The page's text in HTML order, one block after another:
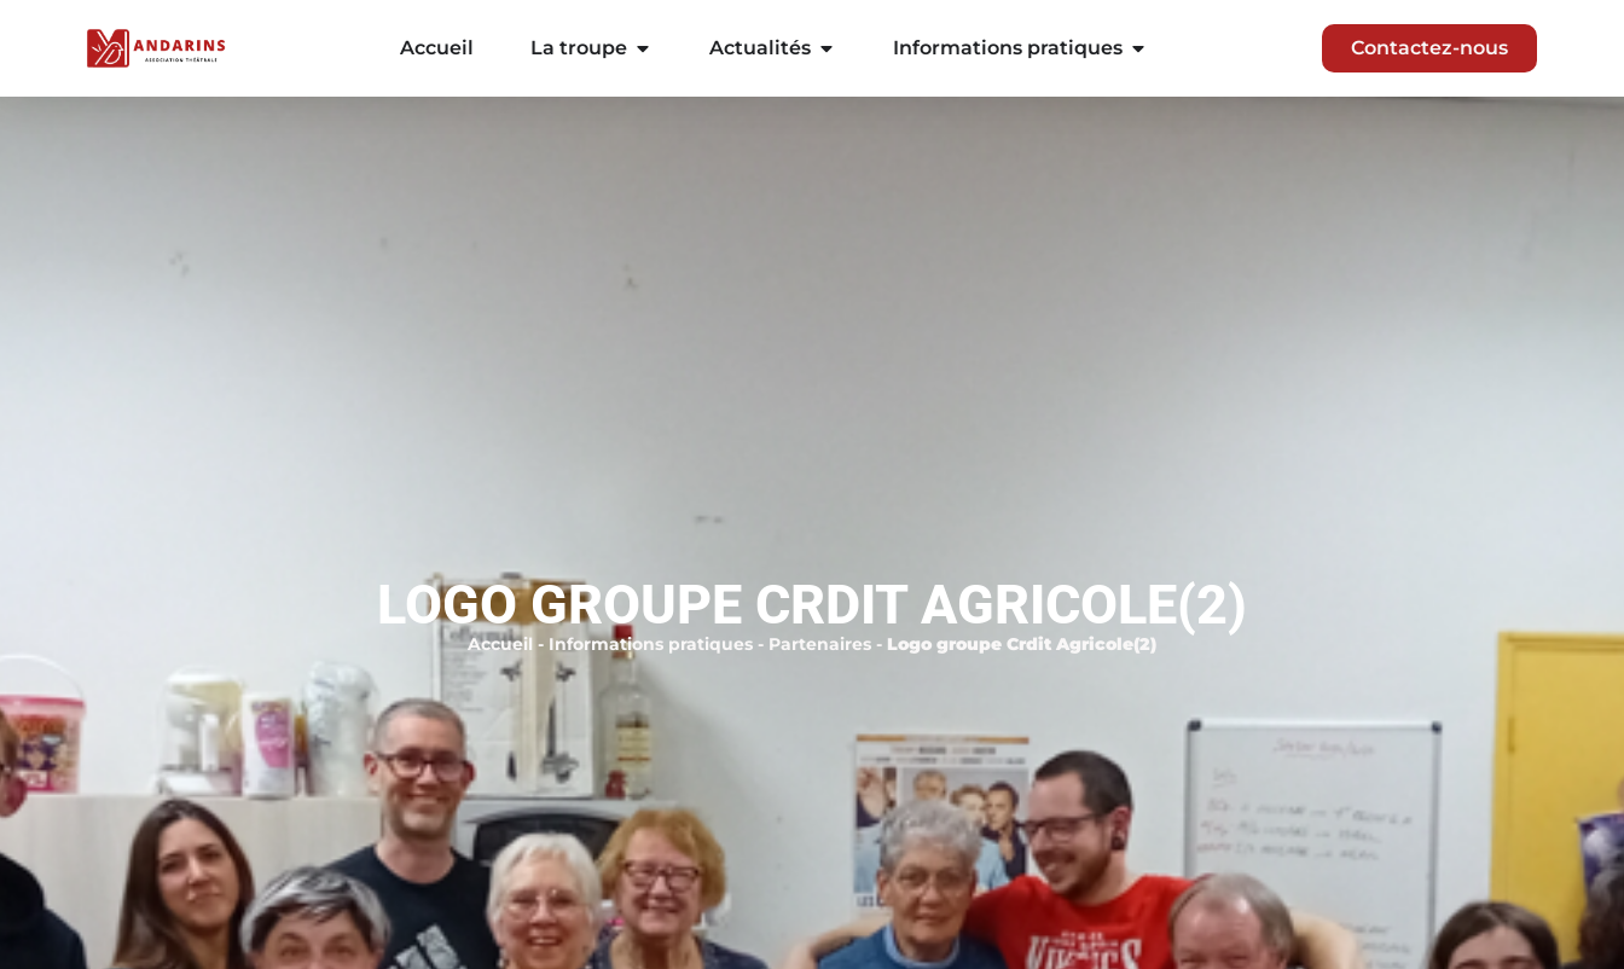
Accueil La troupe Actualités Informations pratiques Contactez-nous
LOGO GROUPE CRDIT AGRICOLE(2)
Accueil - Informations pratiques - Partenaires - Logo groupe Crdit Agricole(2)